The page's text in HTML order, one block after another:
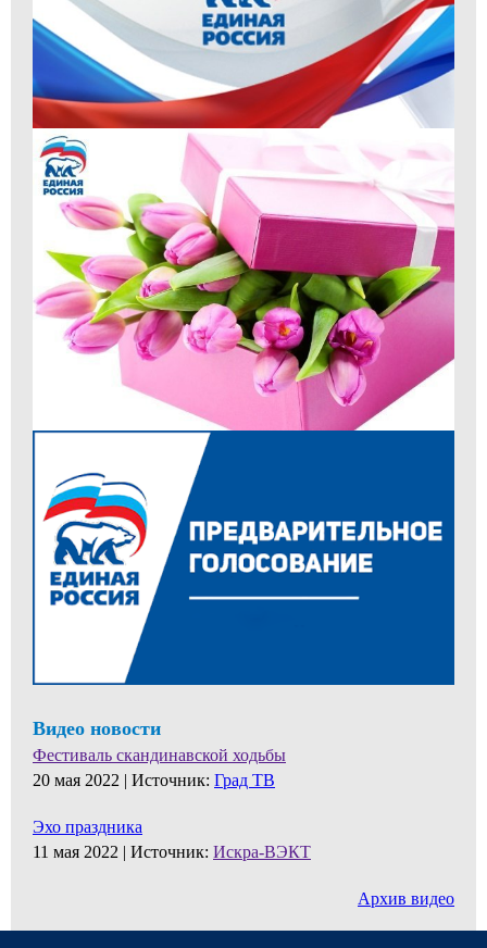
Видео новости
Фестиваль скандинавской ходьбы
20 мая 2022 | Источник: Град ТВ
Эхо праздника
11 мая 2022 | Источник: Искра-ВЭКТ
Архив видео